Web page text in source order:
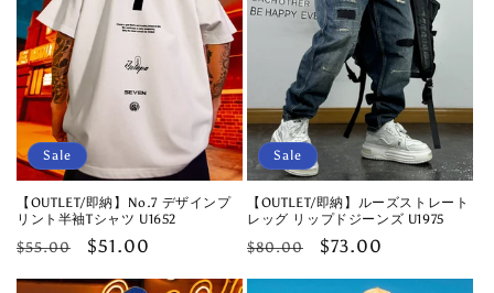
Sale
【OUTLET/即納】No.7 デザインプ
リント半袖Tシャツ U1652
Regular
$55.00
Sale
$51.00
Sale
【OUTLET/即納】ルーズストレート
レッグ リップドジーンズ U1975
Regular
$80.00
Sale
$73.00